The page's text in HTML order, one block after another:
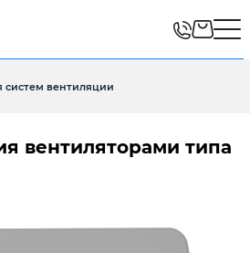
вентиляции
вентиляторами типа